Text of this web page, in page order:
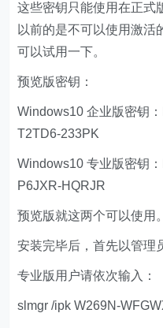
这些密钥只能使用在正式
以前的是不可以使用激活
可以试用一下。
预览版密钥：
Windows10 企业版密钥
T2TD6-233PK
Windows10 专业版密钥
P6JXR-HQRJR
预览版就这两个可以使用。
安装完毕后，首先以管理
专业版用户请依次输入：
slmgr /ipk W269N-